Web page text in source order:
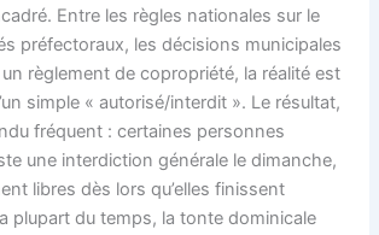
Entre les règles nationales sur le
préfectoraux, les décisions municipales
règlement de copropriété, la réalité est
simple « autorisé/interdit ». Le résultat,
fréquent : certaines personnes
une interdiction générale le dimanche,
libres dès lors qu’elles finissent
plupart du temps, la tonte dominicale